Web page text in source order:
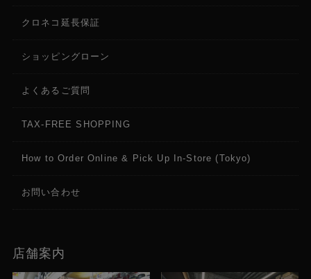
クロネコ延長保証
ショッピングローン
よくあるご質問
TAX-FREE SHOPPING
How to Order Online & Pick Up In-Store (Tokyo)
お問い合わせ
店舗案内